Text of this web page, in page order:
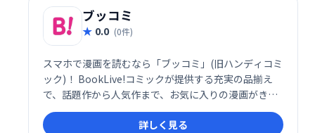
ブッコミ
0.0 (0件)
スマホで漫画を読むなら「ブッコミ」(旧ハンディコミ
ック)！ BookLive!コミックが提供する充実の品揃え
で、話題作から人気作まで、お気に入りの漫画がきっ
と見つかる。無料試し読みも多数あり、気軽に楽しめ
る！
詳しく見る